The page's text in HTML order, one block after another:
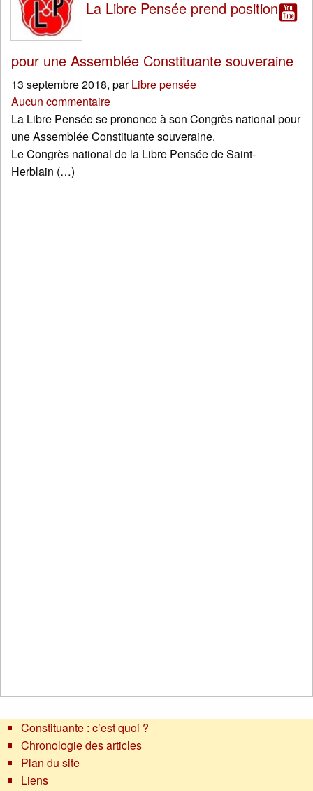
La Libre Pensée prend position
pour une Assemblée Constituante souveraine
13 septembre 2018, parLibre pensée
Aucun commentaire
La Libre Pensée se prononce à son Congrès national pour
une Assemblée Constituante souveraine.
Le Congrès national de la Libre Pensée de Saint-
Herblain (…)
Constituante : c’est quoi ?
Chronologie des articles
Plan du site
Liens